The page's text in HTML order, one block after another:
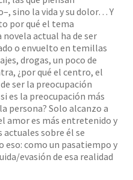
sino la vida y su dolor… Y
por qué el tema
actual ha de ser
o envuelto en temillas
drogas, un poco de
¿por qué el centro, el
ser la preocupación
es la preocupación más
persona? Solo alcanzo a
amor es más entretenido y
actuales sobre él se
como un pasatiempo y
evasión de esa realidad